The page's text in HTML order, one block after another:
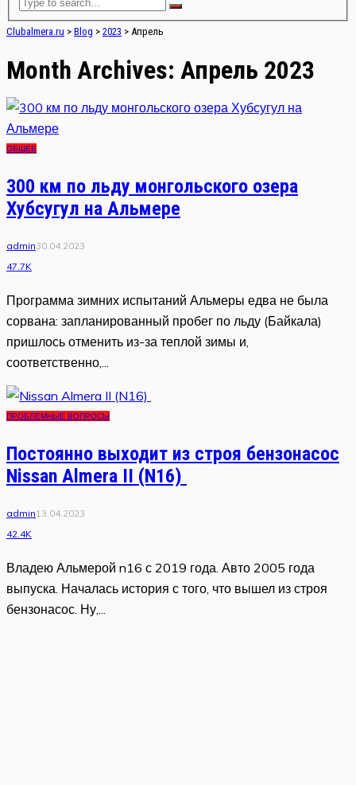
Clubalmera.ru > Blog > 2023 > Апрель
Month Archives: Апрель 2023
ОБЩЕЕ
300 км по льду монгольского озера
Хубсугул на Альмере
admin30.04.2023
47.7K
Программа зимних испытаний Альмеры едва не была
сорвана: запланированный пробег по льду (Байкала)
пришлось отменить из-за теплой зимы и,
соответственно,...
ПРОБЛЕМНЫЕ ВОПРОСЫ
Постоянно выходит из строя бензонасос
Nissan Almera II (N16)
admin13.04.2023
42.4K
Владею Альмерой n16 с 2019 года. Авто 2005 года
выпуска. Началась история с того, что вышел из строя
бензонасос. Ну,...